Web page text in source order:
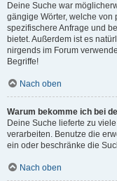
Deine Suche war
gängige Wörter, welche von
spezifischere Anfrage und
bietet. Außerdem ist es
nirgends im Forum
Begriffe!
Nach oben
Warum bekomme ich bei
Deine Suche lieferte zu
verarbeiten. Benutze die
ein oder beschränke die
Nach oben